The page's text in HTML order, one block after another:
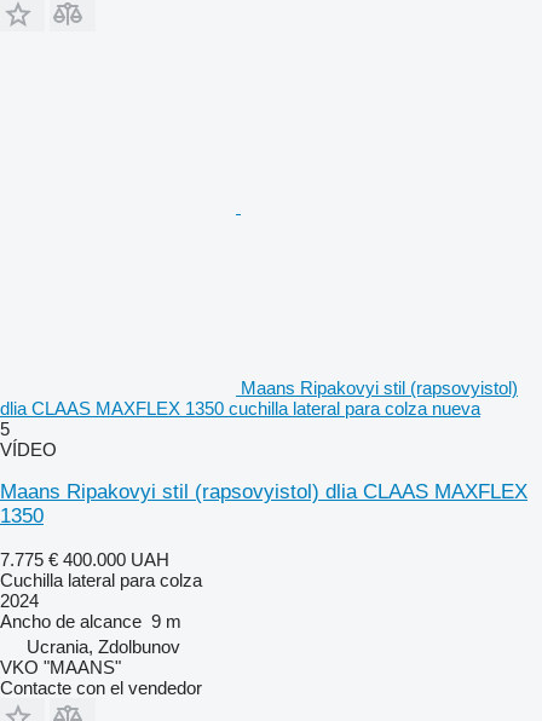
Maans Ripakovyi stil (rapsovyistol)
dlia CLAAS MAXFLEX 1350 cuchilla lateral para colza nueva
5
VÍDEO
Maans Ripakovyi stil (rapsovyistol) dlia CLAAS MAXFLEX
1350
7.775 € 400.000 UAH
Cuchilla lateral para colza
2024
Ancho de alcance 9 m
Ucrania, Zdolbunov
VKO "MAANS"
Contacte con el vendedor